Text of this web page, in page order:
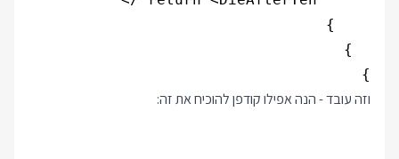
}
וזה עובד - הנה אפילו קודפן להוכיח את זה: